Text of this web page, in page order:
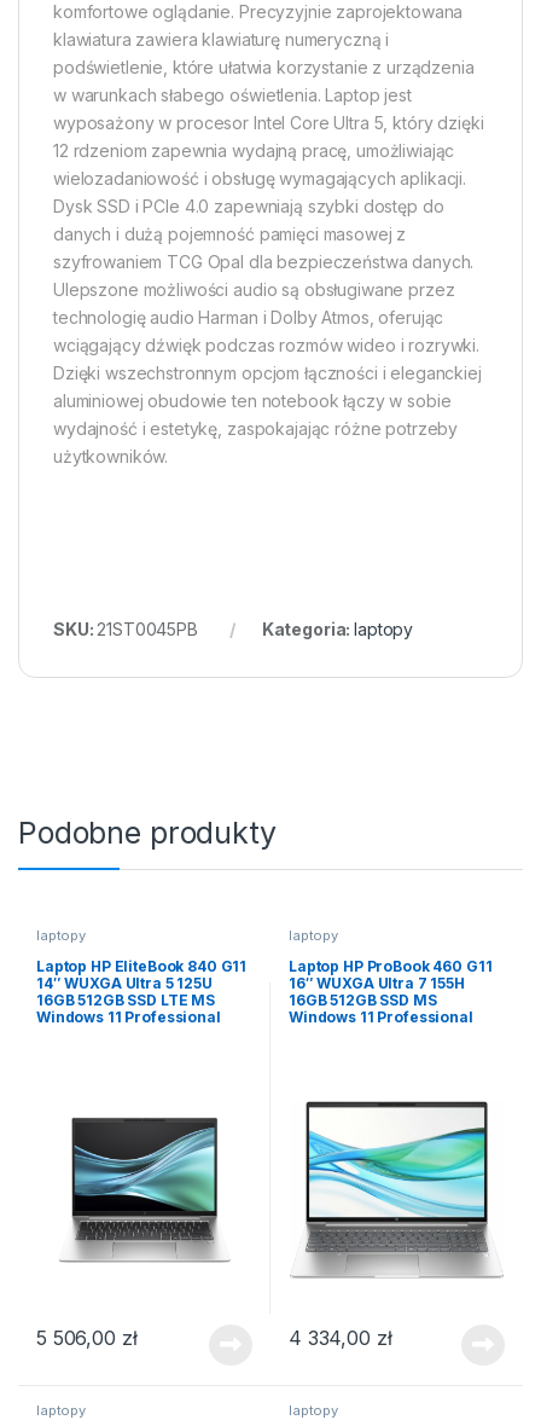
komfortowe oglądanie. Precyzyjnie zaprojektowana
klawiatura zawiera klawiaturę numeryczną i
podświetlenie, które ułatwia korzystanie z urządzenia
w warunkach słabego oświetlenia. Laptop jest
wyposażony w procesor Intel Core Ultra 5, który dzięki
12 rdzeniom zapewnia wydajną pracę, umożliwiając
wielozadaniowość i obsługę wymagających aplikacji.
Dysk SSD i PCIe 4.0 zapewniają szybki dostęp do
danych i dużą pojemność pamięci masowej z
szyfrowaniem TCG Opal dla bezpieczeństwa danych.
Ulepszone możliwości audio są obsługiwane przez
technologię audio Harman i Dolby Atmos, oferując
wciągający dźwięk podczas rozmów wideo i rozrywki.
Dzięki wszechstronnym opcjom łączności i eleganckiej
aluminiowej obudowie ten notebook łączy w sobie
wydajność i estetykę, zaspokajając różne potrzeby
użytkowników.
SKU: 21ST0045PB Kategoria:laptopy
Podobne produkty
laptopy
Laptop HP EliteBook 840 G11
14″ WUXGA Ultra 5 125U
16GB 512GB SSD LTE MS
Windows 11 Professional
5 506,00 zł
laptopy
Laptop HP ProBook 460 G11
16″ WUXGA Ultra 7 155H
16GB 512GB SSD MS
Windows 11 Professional
4 334,00 zł
laptopy laptopy